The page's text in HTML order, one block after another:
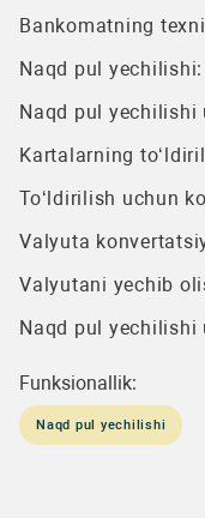
Bankomatning
Naqd pul yechilishi:
Naqd pul yechilishi
Kartalarning
To‘ldirilish uchun
Valyuta
Valyutani yechib
Naqd pul
Funksionallik:
Naqd pul yechilishi